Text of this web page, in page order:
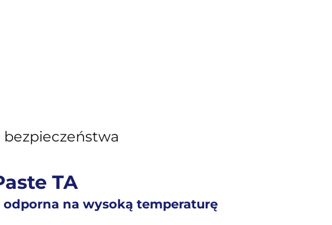
TA
odporna na wysoką temperaturę